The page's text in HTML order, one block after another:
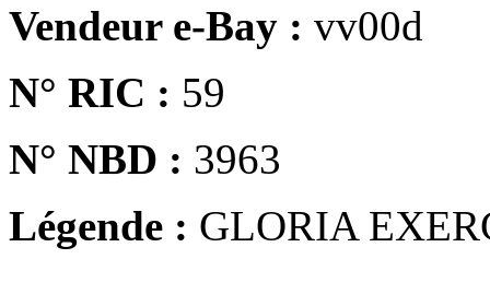
Vendeur e-Bay : vv00d
N° RIC : 59
N° NBD : 3963
Légende : GLORIA